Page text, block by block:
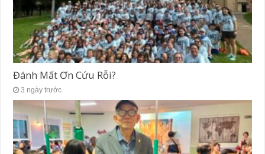
Đánh Mất Ơn Cứu Rỗi?
3 ngày trước